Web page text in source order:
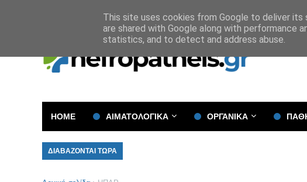
HOME ΑΙΜΑΤΟΛΟΓΙΚΑ ΟΡΓΑΝΙΚΑ
ΔΙΑΒΑΖΟΝΤΑΙ ΤΩΡΑ
This site uses cookies from Google to deliver its
are shared with Google along with performance
statistics, and to detect and address abuse.